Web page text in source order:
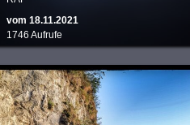
vom 18.11.2021
1746 Aufrufe